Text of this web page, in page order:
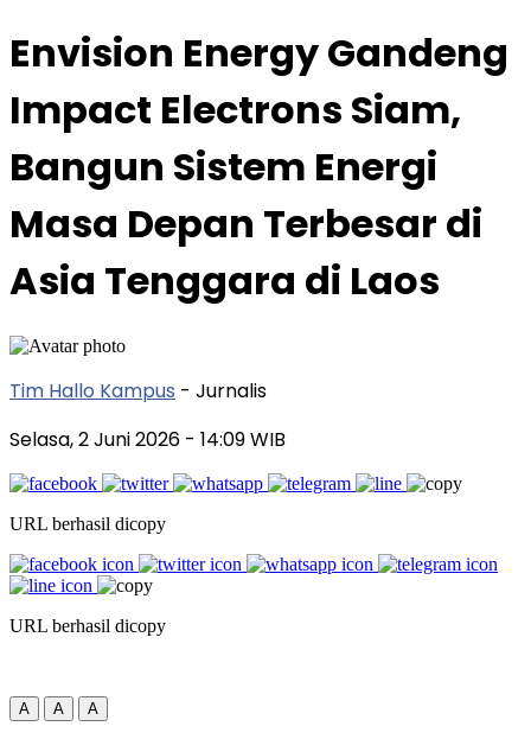
Envision Energy Gandeng
Impact Electrons Siam,
Bangun Sistem Energi
Masa Depan Terbesar di
Asia Tenggara di Laos
Tim Hallo Kampus - Jurnalis
Selasa, 2 Juni 2026 - 14:09 WIB
URL berhasil dicopy
URL berhasil dicopy
A A A